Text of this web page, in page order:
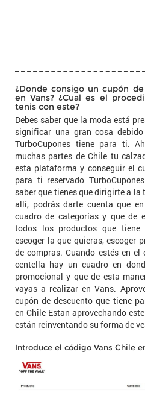
¿Donde consigo un cupón
en Vans? ¿Cual es el
tenis con este?
Debes saber que la moda está
significar una gran cosa
TurboCupones tiene para ti.
muchas partes de Chile tu
esta plataforma y conseguir el
para ti reservado
saber que tienes que dirigirte a la
allí, podrás darte cuenta que
cuadro de categorías y que de
todos los productos que
escoger la que quieras, escoger
de compras. Cuando estés en
centella hay un cuadro en
promocional y que de esta
vayas a realizar en Vans.
cupón de descuento que tiene
en Chile Estan aprovechando
están reinventando su forma de
Introduce el código Vans Chile